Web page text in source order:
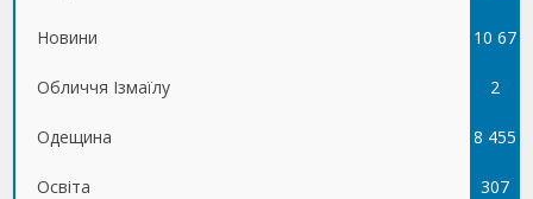
Новини 10 67
5
Обличчя Ізмаїлу 2
Одещина 8 455
Освіта 307